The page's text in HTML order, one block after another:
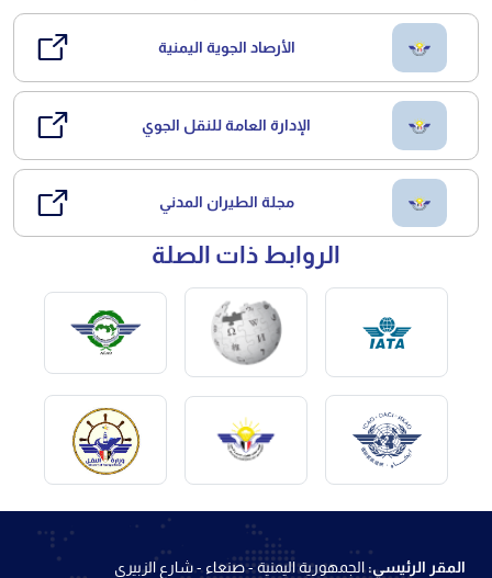
الأرصاد الجوية اليمنية
الإدارة العامة للنقل الجوي
مجلة الطيران المدني
الروابط ذات الصلة
المقر الرئيسي:الجمهورية اليمنية - صنعاء - شارع الزبيري